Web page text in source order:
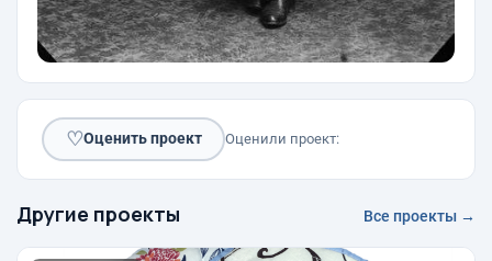
♡Оценить проект Оценили проект:
Другие проекты Все проекты →